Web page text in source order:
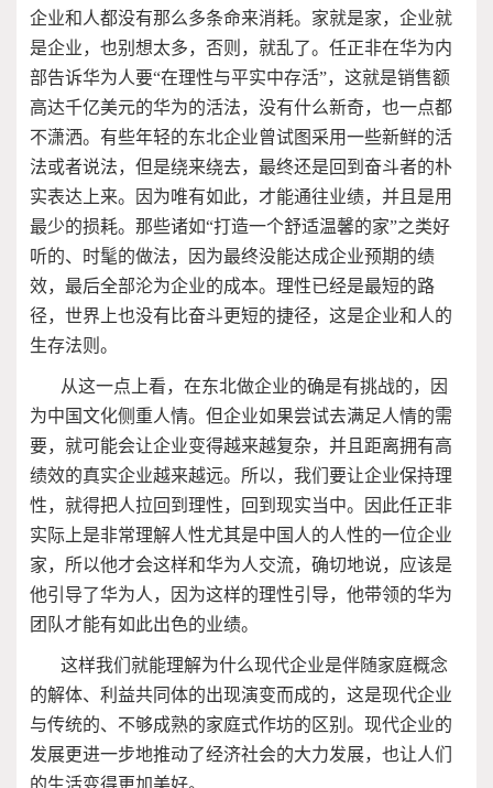
企业和人都没有那么多条命来消耗。家就是家，企业就
是企业，也别想太多，否则，就乱了。任正非在华为内
部告诉华为人要“在理性与平实中存活”，这就是销售额
高达千亿美元的华为的活法，没有什么新奇，也一点都
不潇洒。有些年轻的东北企业曾试图采用一些新鲜的活
法或者说法，但是绕来绕去，最终还是回到奋斗者的朴
实表达上来。因为唯有如此，才能通往业绩，并且是用
最少的损耗。那些诸如“打造一个舒适温馨的家”之类好
听的、时髦的做法，因为最终没能达成企业预期的绩
效，最后全部沦为企业的成本。理性已经是最短的路
径，世界上也没有比奋斗更短的捷径，这是企业和人的
生存法则。
从这一点上看，在东北做企业的确是有挑战的，因
为中国文化侧重人情。但企业如果尝试去满足人情的需
要，就可能会让企业变得越来越复杂，并且距离拥有高
绩效的真实企业越来越远。所以，我们要让企业保持理
性，就得把人拉回到理性，回到现实当中。因此任正非
实际上是非常理解人性尤其是中国人的人性的一位企业
家，所以他才会这样和华为人交流，确切地说，应该是
他引导了华为人，因为这样的理性引导，他带领的华为
团队才能有如此出色的业绩。
这样我们就能理解为什么现代企业是伴随家庭概念
的解体、利益共同体的出现演变而成的，这是现代企业
与传统的、不够成熟的家庭式作坊的区别。现代企业的
发展更进一步地推动了经济社会的大力发展，也让人们